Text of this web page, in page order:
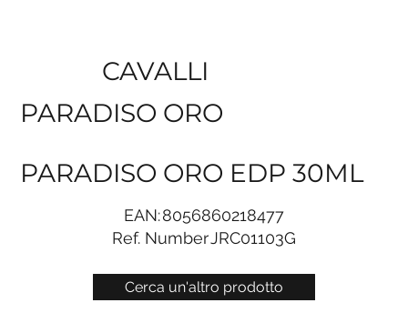
Cerca un'altro prodotto
CAVALLI
PARADISO ORO
PARADISO ORO EDP 30ML
EAN:8056860218477
Ref. NumberJRC01103G